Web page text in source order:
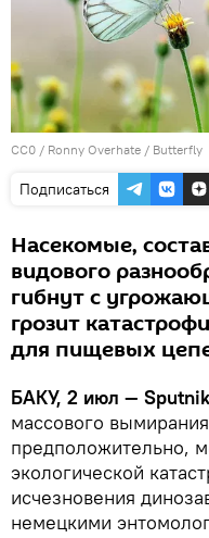
CC0 / Ronny Overhate / Butterfly
Подписаться
Насекомые,
видового
гибнут с
грозит
для пищевых
БАКУ, 2 июл —
массового
предположительно,
экологической
исчезновения
немецкими